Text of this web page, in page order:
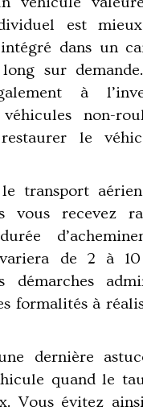
est
dans un
sur
à
non-
le
transport
vous recevez
variera de 2 à
démarches
formalités à
dernière
quand le
Vous évitez